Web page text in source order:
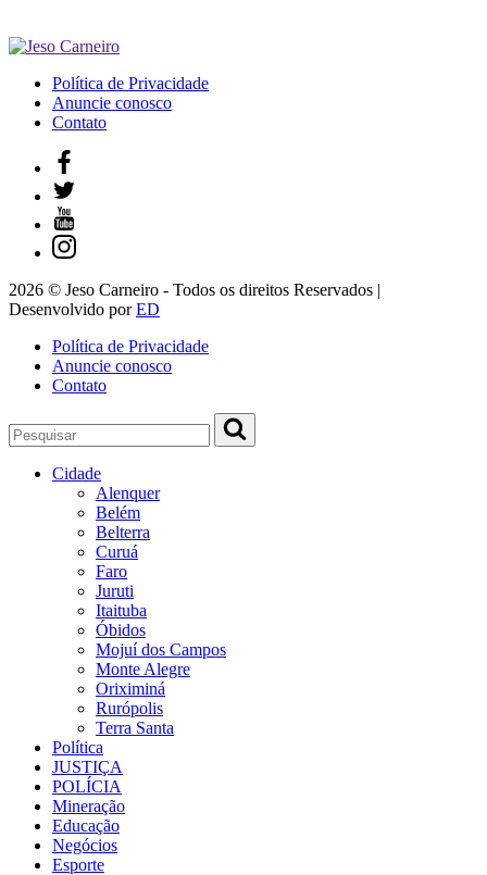
Política de Privacidade
Anuncie conosco
Contato
2026 © Jeso Carneiro - Todos os direitos Reservados |
Desenvolvido porED
Política de Privacidade
Anuncie conosco
Contato
Cidade
Alenquer
Belém
Belterra
Curuá
Faro
Juruti
Itaituba
Óbidos
Mojuí dos Campos
Monte Alegre
Oriximiná
Rurópolis
Terra Santa
Política
JUSTIÇA
POLÍCIA
Mineração
Educação
Negócios
Esporte